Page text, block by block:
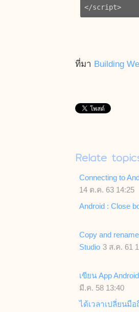
ที่มา Building
Relate
Connecting to
14 ต.ค. 63 14:25
Android : Close
Copy and
Studio 3 ส.ค. 61
เขียน App
มี.ค. 58 13:40
ได้เวลาเปลี่ยนมือ